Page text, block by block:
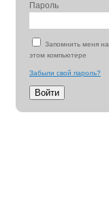
Пароль
Запомнить меня на
этом компьютере
Забыли свой пароль?